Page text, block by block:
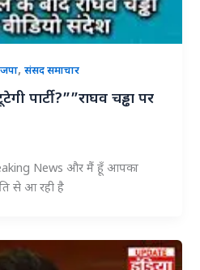
,संसद समाचार
पार्टी?””राघव चड्ढा पर
News और मैं हूँ आपका
से आ रही है